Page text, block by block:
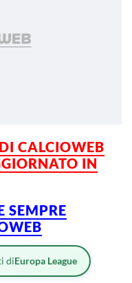
CALCIOWEB
IN
SEMPRE
diEuropa League